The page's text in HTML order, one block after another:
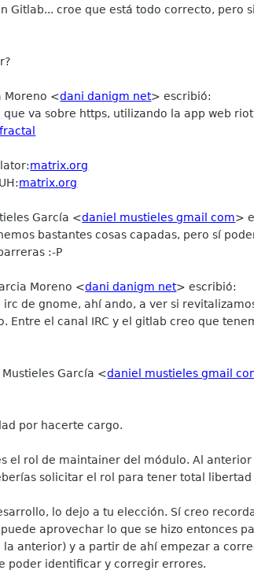
croe que está todo correcto, pero
Moreno <dani danigm net> escribió:
que va sobre https, utilizando la app web
matrix.org
matrix.org
García <daniel mustieles gmail com>
bastantes cosas capadas, pero sí
:-P
Moreno <dani danigm net> escribió:
de gnome, ahí ando, a ver si
el canal IRC y el gitlab creo que
García <daniel mustieles gmail
por hacerte cargo.
rol de maintainer del módulo. Al
solicitar el rol para tener total
lo dejo a tu elección. Sí creo
aprovechar lo que se hizo entonces
anterior) y a partir de ahí empezar a
poder identificar y corregir errores.